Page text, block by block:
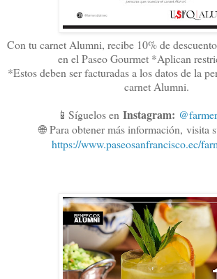
Con tu carnet Alumni, recibe 10% de
en el Paseo Gourmet *Aplican
*Estos deben ser facturadas a los datos de la
carnet Alumni.
📱Síguelos en Instagram:
🌐Para obtener más información, visita
https://www.paseosanfrancisco.ec/